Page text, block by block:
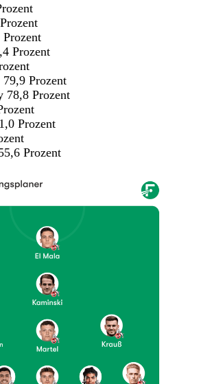
Prozent
Prozent
78,8 Prozent
Prozent
Prozent